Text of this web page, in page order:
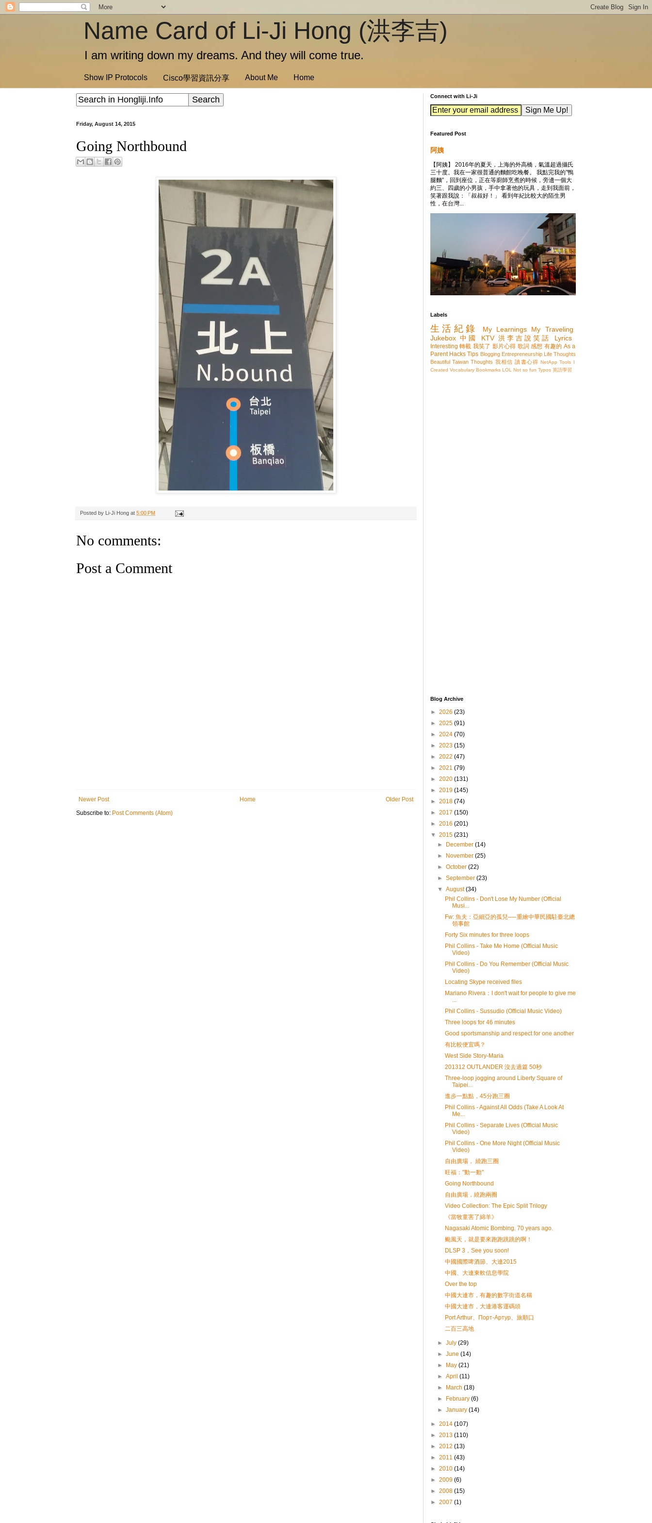
Name Card of Li-Ji Hong (洪李吉)
I am writing down my dreams. And they will come true.
Show IP Protocols Cisco學習資訊分享 About Me Home
Friday, August 14, 2015
Going Northbound
Posted by Li-Ji Hong at 5:00 PM
No comments:
Post a Comment
Newer Post Older Post
Home
Subscribe to: Post Comments (Atom)
Connect with Li-Ji
Featured Post
阿姨
【阿姨】 2016年的夏天，上海的外高橋，氣溫超過攝氏
三十度。我在一家很普通的麵館吃晚餐。 我點完我的”鴨
腿麵”，回到座位，正在等廚師烹煮的時候，旁邊一個大
約三、四歲的小男孩，手中拿著他的玩具，走到我面前，
笑著跟我說：「叔叔好！」 看到年紀比較大的陌生男
性，在台灣...
Labels
生活紀錄 My Learnings
My Traveling
Jukebox 中國 KTV 洪李吉說笑話 Lyrics
Interesting 轉載 我笑了 影片心得 歌詞 感想 有趣的 As a
Parent Hacks Tips Blogging Entrepreneurship Life Thoughts
Beautiful Taiwan Thoughts 我相信 讀書心得 NetApp Tools I
Created Vocabulary Bookmarks LOL Not so fun Typos 英語學習
Blog Archive
► 2026 (23)
► 2025 (91)
► 2024 (70)
► 2023 (15)
► 2022 (47)
► 2021 (79)
► 2020 (131)
► 2019 (145)
► 2018 (74)
► 2017 (150)
► 2016 (201)
▼ 2015 (231)
►
December(14)
►
November(25)
►October(22)
►September(23)
▼August(34)
Phil Collins - Don't Lose My Number (Official
Musi...
Fw: 魚夫：亞細亞的孤兒──重繪中華民國駐臺北總
領事館
Forty Six minutes for three loops
Phil Collins - Take Me Home (Official Music
Video)
Phil Collins - Do You Remember (Official Music
Video)
Locating Skype received files
Mariano Rivera：I don't wait for people to give me
...
Phil Collins - Sussudio (Official Music Video)
Three loops for 46 minutes
Good sportsmanship and respect for one another
有比較便宜嗎？
West Side Story-Maria
201312 OUTLANDER 沒去過篇 50秒
Three-loop jogging around Liberty Square of
Taipei...
進步一點點，45分跑三圈
Phil Collins - Against All Odds (Take A Look At
Me...
Phil Collins - Separate Lives (Official Music
Video)
Phil Collins - One More Night (Official Music
Video)
自由廣場， 繞跑三圈
旺福："動一動"
Going Northbound
自由廣場，繞跑兩圈
Video Collection: The Epic Split Trilogy
《當牧童害了綿羊》
Nagasaki Atomic Bombing. 70 years ago.
颱風天，就是要來跑跑跳跳的啊！
DLSP 3，See you soon!
中國國際啤酒節、大連2015
中國、大連東軟信息學院
Over the top
中國大連市，有趣的數字街道名稱
中國大連市，大連港客運碼頭
Port Arthur、Порт-Артур、旅順口
二百三高地
►July(29)
►June(14)
►
May(21)
►April(11)
►
March(18)
►
February(6)
►January(14)
► 2014 (107)
► 2013 (110)
► 2012 (13)
► 2011 (43)
► 2010 (14)
► 2009 (6)
► 2008 (15)
► 2007 (1)